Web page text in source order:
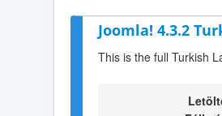
Joomla! 4.3.2
This is the full Turkish